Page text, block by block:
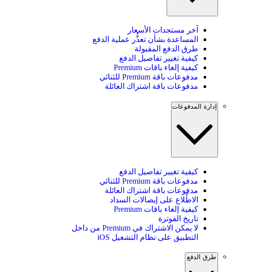
آخر مستجدات الأسعار
المساعدة بشأن تعذُّر عملية الدفع
طرق الدفع المقبولة
كيفية تغيير تفاصيل الدفع
كيفية إلغاء باقات Premium
مدفوعات باقة Premium للثنائي
مدفوعات باقة اشتراك العائلة
إدارة المدفوعات
كيفية تغيير تفاصيل الدفع
مدفوعات باقة Premium للثنائي
مدفوعات باقة اشتراك العائلة
الاطِّلاع على إيصالات السداد
كيفية إلغاء باقات Premium
تاريخ الفوترة
لا يمكن الاشتراك في Premium من داخل
التطبيق على نظام التشغيل iOS
طرق الدفع